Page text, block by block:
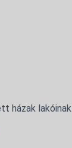
házak lakóinak